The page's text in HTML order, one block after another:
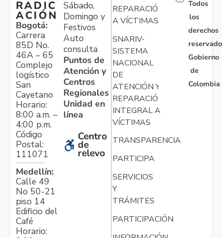
RADIC
ACIÓN
Bogotá:
Carrera
85D No.
46A – 65
Complejo
logístico
San
Cayetano
Horario:
8:00 a.m. –
4:00 p.m.
Código
Postal:
111071
Medellín:
Calle 49
No 50-21
piso 14
Edificio del
Café
Horario:
Sábado,
Domingo y
Festivos
Auto
consulta
Puntos de
Atención y
Centros
Regionales
Unidad en
línea
Centro
de
relevo
REPARACIÓN
A VÍCTIMAS
SNARIV-
SISTEMA
NACIONAL
DE
ATENCIÓN Y
REPARACIÓN
INTEGRAL A
VÍCTIMAS
TRANSPARENCIA
PARTICIPA
SERVICIOS
Y
TRÁMITES
PARTICIPACIÓN
Todos
los
derechos
Gobierno
de
Colombia